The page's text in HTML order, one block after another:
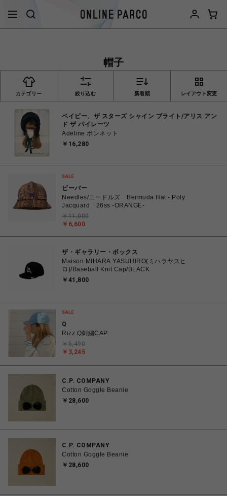
帽子
カテゴリー 絞り込む 新着順 レイアウト変更
ベイビー、ザ スターズ シャイン ブライト/アリス アン
ド ザ パイレーツ
Adeline ボンネット
￥16,280
ビーバー
Needles/ニードルズ Bermuda Hat - Poly
Jacquard 26ss -ORANGE-
￥6,600
￥11,000
ザ・ギャラリー・ボックス
Maison MIHARA YASUHIRO(ミハラヤスヒ
ロ)/Baseball Knit Cap/BLACK
￥41,800
Q
Rizz Q刺繍CAP
￥3,245
￥6,490
C.P. COMPANY
Cotton Goggle Beanie
￥28,600
C.P. COMPANY
Cotton Goggle Beanie
￥28,600